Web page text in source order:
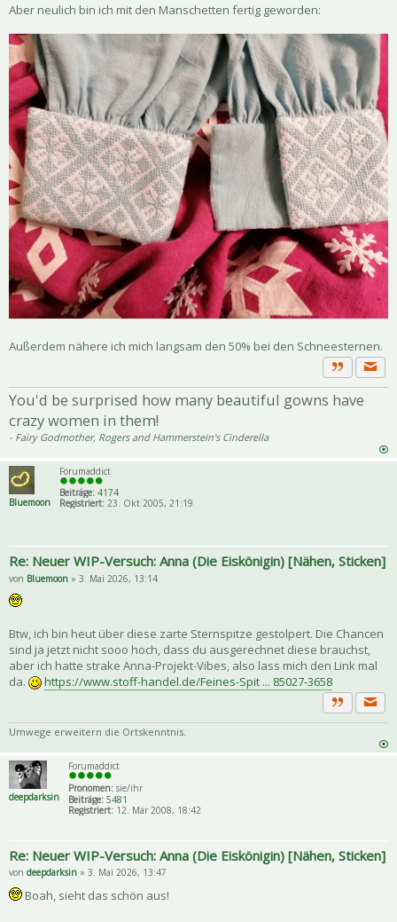
Aber neulich bin ich mit den Manschetten fertig geworden:
Außerdem nähere ich mich langsam den 50% bei den Schneesternen.
Zitat
You'd be surprised how many beautiful gowns have
crazy women in them!
- Fairy Godmother, Rogers and Hammerstein's Cinderella
Bluemoon
Forumaddict
Beiträge: 4174
Registriert: 23. Okt 2005, 21:19
Re: Neuer WIP-Versuch: Anna (Die Eiskönigin) [Nähen, Sticken]
von Bluemoon » 3. Mai 2026, 13:14
Btw, ich bin heut über diese zarte Sternspitze gestolpert. Die Chancen
sind ja jetzt nicht sooo hoch, dass du ausgerechnet diese brauchst,
aber ich hatte strake Anna-Projekt-Vibes, also lass mich den Link mal
da.
https://www.stoff-handel.de/Feines-Spit ... 85027-3658
Zitat
Umwege erweitern die Ortskenntnis.
deepdarksin
Forumaddict
Pronomen: sie/ihr
Beiträge: 5481
Registriert: 12. Mär 2008, 18:42
Re: Neuer WIP-Versuch: Anna (Die Eiskönigin) [Nähen, Sticken]
von deepdarksin » 3. Mai 2026, 13:47
Boah, sieht das schön aus!